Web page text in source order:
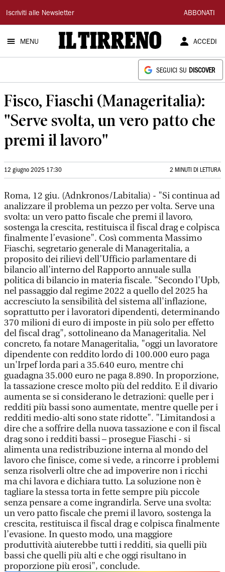
Il
Tirreno
Iscriviti alle Newsletter ABBONATI
MENU ACCEDI
SEGUICI SU DISCOVER
Fisco, Fiaschi (Manageritalia):
"Serve svolta, un vero patto che
premi il lavoro"
12 giugno 2025 17:30 2 MINUTI DI LETTURA
Roma, 12 giu. (Adnkronos/Labitalia) - "Si continua ad
analizzare il problema un pezzo per volta. Serve una
svolta: un vero patto fiscale che premi il lavoro,
sostenga la crescita, restituisca il fiscal drag e colpisca
finalmente l’evasione". Così commenta Massimo
Fiaschi, segretario generale di Manageritalia, a
proposito dei rilievi dell’Ufficio parlamentare di
bilancio all’interno del Rapporto annuale sulla
politica di bilancio in materia fiscale. "Secondo l'Upb,
nel passaggio dal regime 2022 a quello del 2025 ha
accresciuto la sensibilità del sistema all'inflazione,
soprattutto per i lavoratori dipendenti, determinando
370 milioni di euro di imposte in più solo per effetto
del fiscal drag", sottolineano da Manageritalia. Nel
concreto, fa notare Manageritalia, "oggi un lavoratore
dipendente con reddito lordo di 100.000 euro paga
un'Irpef lorda pari a 35.640 euro, mentre chi
guadagna 35.000 euro ne paga 8.890. In proporzione,
la tassazione cresce molto più del reddito. E il divario
aumenta se si considerano le detrazioni: quelle per i
redditi più bassi sono aumentate, mentre quelle per i
redditi medio-alti sono state ridotte". "Limitandosi a
dire che a soffrire della nuova tassazione e con il fiscal
drag sono i redditi bassi – prosegue Fiaschi - si
alimenta una redistribuzione interna al mondo del
lavoro che finisce, come si vede, a rincorre i problemi
senza risolverli oltre che ad impoverire non i ricchi
ma chi lavora e dichiara tutto. La soluzione non è
tagliare la stessa torta in fette sempre più piccole
senza pensare a come ingrandirla. Serve una svolta:
un vero patto fiscale che premi il lavoro, sostenga la
crescita, restituisca il fiscal drag e colpisca finalmente
l’evasione. In questo modo, una maggiore
produttività aiuterebbe tutti i redditi, sia quelli più
bassi che quelli più alti e che oggi risultano in
proporzione più erosi", conclude.